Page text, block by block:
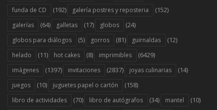
funda de CD (192) galería postres y reposteria (152)
galerías (64) galletas (17) globos (24)
globos para diálogos (5) gorros (81) guirnaldas (12)
helado (11) hot cakes (8) imprimibles (6429)
imágenes (1397) invitaciones (2837) joyas culinarias (14)
juegos (10) juguetes papel o cartón (158)
libro de actividades (70) libro de autógrafos (34) mantel (10)